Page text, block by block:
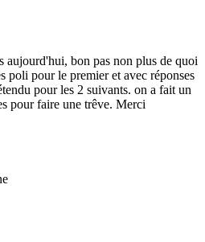
aujourd'hui, bon pas non plus de quoi
poli pour le premier et avec réponses
pour les 2 suivants. on a fait un
pour faire une trêve. Merci